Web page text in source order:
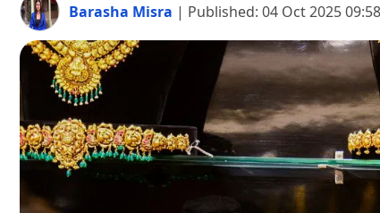
Barasha Misra | Published: 04 Oct 2025